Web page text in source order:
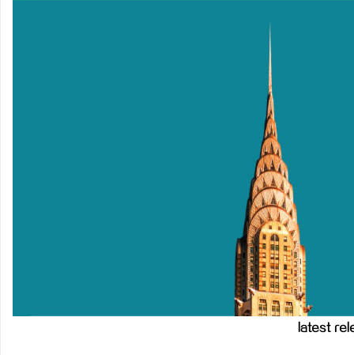
latest
LAVIDA乐樱国际医疗